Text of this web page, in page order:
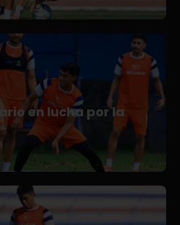
en lucha por la